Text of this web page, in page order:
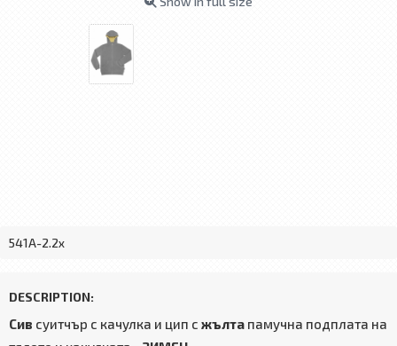
541А-2.2x
DESCRIPTION:
Сив суитчър с качулка и цип с жълта памучна подплата на